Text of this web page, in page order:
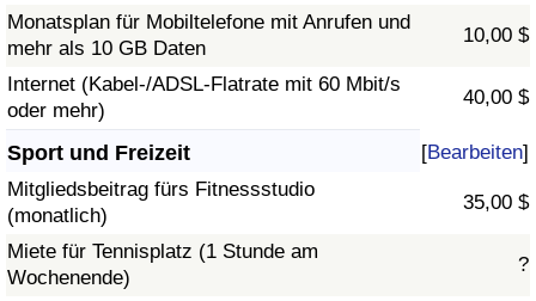
Monatsplan für Mobiltelefone mit Anrufen und
mehr als 10 GB Daten
10,00 $
Internet (Kabel-/ADSL-Flatrate mit 60 Mbit/s
oder mehr)
40,00 $
Sport und Freizeit [Bearbeiten]
Mitgliedsbeitrag fürs Fitnessstudio
(monatlich)
35,00 $
Miete für Tennisplatz (1 Stunde am
Wochenende)
?